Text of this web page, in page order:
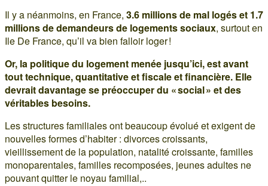
Il y a néanmoins, en France, 3.6 millions de mal logés et 1.7
millions de demandeurs de logements sociaux, surtout en
Ile De France, qu’il va bien falloir loger !
Or, la politique du logement menée jusqu’ici, est avant
tout technique, quantitative et fiscale et financière. Elle
devrait davantage se préoccuper du « social » et des
véritables besoins.
Les structures familiales ont beaucoup évolué et exigent de
nouvelles formes d’habiter : divorces croissants,
vieillissement de la population, natalité croissante, familles
monoparentales, familles recomposées, jeunes adultes ne
pouvant quitter le noyau familial,..